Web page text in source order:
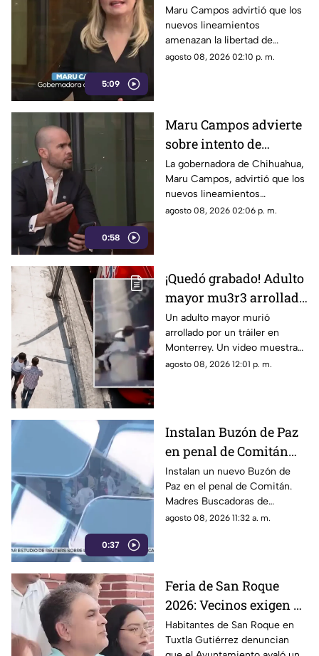
5:09
rechaza regulaciones
que amenazan la
libertad de expresión y
sancionan a la prensa
Maru Campos advirtió que los
nuevos lineamientos
amenazan la libertad de
expresión al permitir al poder
agosto 08, 2026 02:10 p. m.
0:58
Maru Campos advierte
sobre intento de
censura del Gobierno
Federal bajo la nueva
ley que controla a los
medios
La gobernadora de Chihuahua,
Maru Campos, advirtió que los
nuevos lineamientos
impulsados por el Gobierno
agosto 08, 2026 02:06 p. m.
¡Quedó grabado! Adulto
mayor mu3r3 arrollado
por un tráiler tras ser
empujado en
Monterrey
Un adulto mayor murió
arrollado por un tráiler en
Monterrey. Un video muestra
que momentos antes un joven
agosto 08, 2026 12:01 p. m.
0:37
Instalan Buzón de Paz
en penal de Comitán
para buscar a personas
desaparecidas
Instalan un nuevo Buzón de
Paz en el penal de Comitán.
Madres Buscadoras de
Chiapas buscan obtener datos
agosto 08, 2026 11:32 a. m.
Feria de San Roque
2026: Vecinos exigen al
Ayuntamiento de
Tuxtla respetar
Habitantes de San Roque en
Tuxtla Gutiérrez denuncian